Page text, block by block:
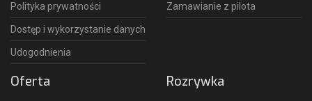
Polityka prywatności
Dostęp i wykorzystanie danych
Udogodnienia
Zamawianie z pilota
Oferta Rozrywka